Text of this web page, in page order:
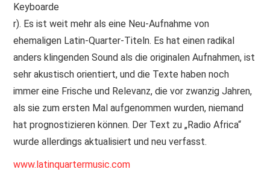
Keyboarde
r). Es ist weit mehr als eine Neu-Aufnahme von
ehemaligen Latin-Quarter-Titeln. Es hat einen radikal
anders klingenden Sound als die originalen Aufnahmen, ist
sehr akustisch orientiert, und die Texte haben noch
immer eine Frische und Relevanz, die vor zwanzig Jahren,
als sie zum ersten Mal aufgenommen wurden, niemand
hat prognostizieren können. Der Text zu „Radio Africa“
wurde allerdings aktualisiert und neu verfasst.
www.latinquartermusic.com